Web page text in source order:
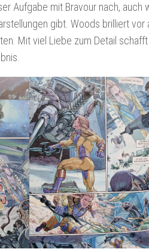
Aufgabe mit Bravour nach, auch
gibt. Woods brilliert
Mit viel Liebe zum Detail